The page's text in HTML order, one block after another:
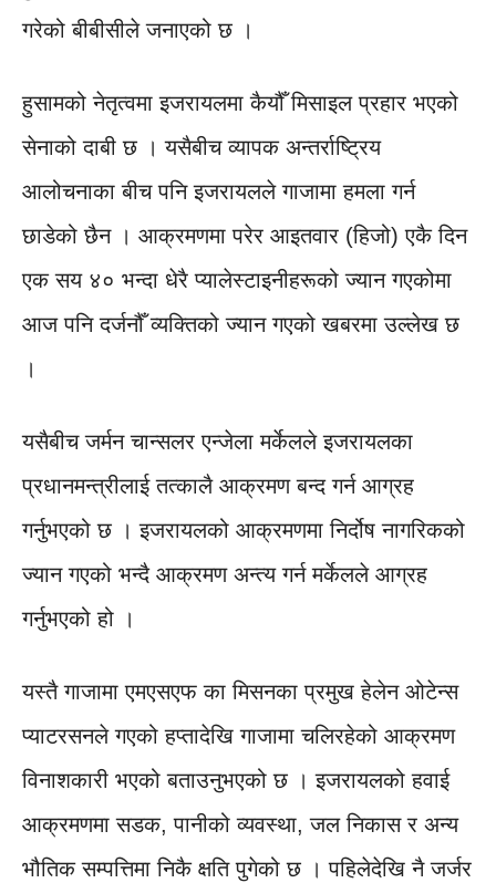
गरेको बीबीसीले जनाएको छ ।
हुसामको नेतृत्वमा इजरायलमा कैयौँ मिसाइल प्रहार भएको
सेनाको दाबी छ । यसैबीच व्यापक अन्तर्राष्ट्रिय
आलोचनाका बीच पनि इजरायलले गाजामा हमला गर्न
छाडेको छैन । आक्रमणमा परेर आइतवार (हिजो) एकै दिन
एक सय ४० भन्दा धेरै प्यालेस्टाइनीहरूको ज्यान गएकोमा
आज पनि दर्जनौँ व्यक्तिको ज्यान गएको खबरमा उल्लेख छ
।
यसैबीच जर्मन चान्सलर एन्जेला मर्केलले इजरायलका
प्रधानमन्त्रीलाई तत्कालै आक्रमण बन्द गर्न आग्रह
गर्नुभएको छ । इजरायलको आक्रमणमा निर्दोष नागरिकको
ज्यान गएको भन्दै आक्रमण अन्त्य गर्न मर्केलले आग्रह
गर्नुभएको हो ।
यस्तै गाजामा एमएसएफ का मिसनका प्रमुख हेलेन ओटेन्स
प्याटरसनले गएको हप्तादेखि गाजामा चलिरहेको आक्रमण
विनाशकारी भएको बताउनुभएको छ । इजरायलको हवाई
आक्रमणमा सडक, पानीको व्यवस्था, जल निकास र अन्य
भौतिक सम्पत्तिमा निकै क्षति पुगेको छ । पहिलेदेखि नै जर्जर